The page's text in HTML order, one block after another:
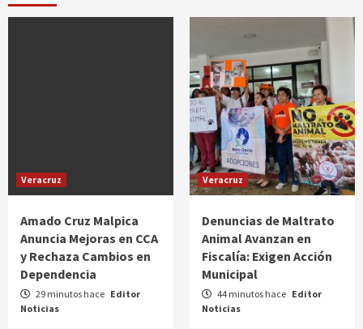
Veracruz
Amado Cruz Malpica
Anuncia Mejoras en CCA
y Rechaza Cambios en
Dependencia
29 minutos hace Editor
Noticias
Veracruz
Denuncias de Maltrato
Animal Avanzan en
Fiscalía: Exigen Acción
Municipal
44 minutos hace Editor
Noticias